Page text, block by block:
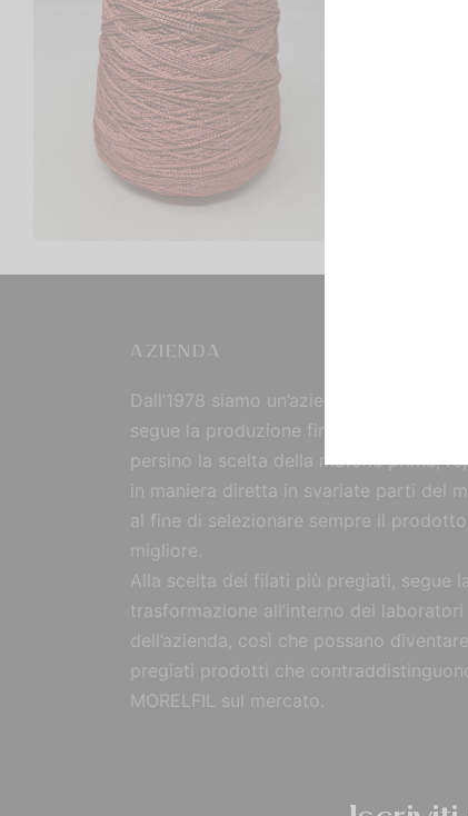
Cordino 2mm – Rocche da
400/ 500 GR C.A
7,00
AZIENDA
Dall’1978 siamo un’azienda strutturata
segue la produzione fin dall’origine,
persino la scelta della materia prima,
in maniera diretta in svariate parti del
al fine di selezionare sempre il prodotto
migliore.
Alla scelta dei filati più pregiati, segue la
trasformazione all’interno dei laboratori
dell’azienda, così che possano diventare i
pregiati prodotti che
MORELFIL sul mercato.